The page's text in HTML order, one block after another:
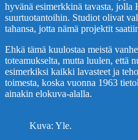
hyvänä esimerkkinä tavasta,
suurtuotantoihin. Studiot olivat
tahansa, jotta nämä projektit
Ehkä tämä kuulostaa meistä
toteamukselta, mutta luulen, että
esimerkiksi kaikki lavasteet ja
toimesta, koska vuonna 1963
ainakin elokuva-alalla.
Kuva: Yle.